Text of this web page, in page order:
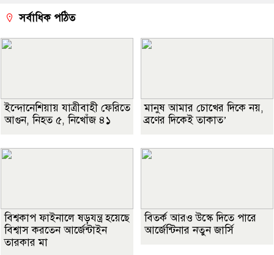
সর্বাধিক পঠিত
ইন্দোনেশিয়ায় যাত্রীবাহী ফেরিতে
আগুন, নিহত ৫, নিখোঁজ ৪১
মানুষ আমার চোখের দিকে নয়,
ব্রণের দিকেই তাকাত’
বিশ্বকাপ ফাইনালে ষড়যন্ত্র হয়েছে
বিশ্বাস করতেন আর্জেন্টাইন
তারকার মা
বিতর্ক আরও উস্কে দিতে পারে
আর্জেন্টিনার নতুন জার্সি